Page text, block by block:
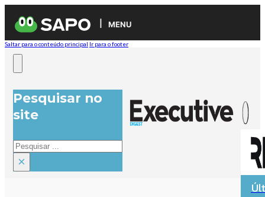
MENU
Saltar para o conteúdo principal Ir para o footer
Pesquisar no
site
Pesquisar
×